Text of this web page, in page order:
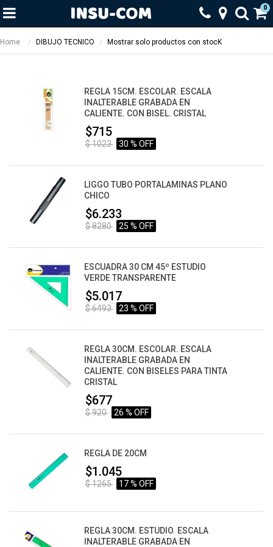
0
Home DIBUJO TECNICO Mostrar solo productos con stocK
REGLA 15CM. ESCOLAR. ESCALA
INALTERABLE GRABADA EN
CALIENTE. CON BISEL. CRISTAL
$715
$ 1023 30 % OFF
LIGGO TUBO PORTALAMINAS PLANO
CHICO
$6.233
$ 8280 25 % OFF
ESCUADRA 30 CM 45º ESTUDIO
VERDE TRANSPARENTE
$5.017
$ 6493 23 % OFF
REGLA 30CM. ESCOLAR. ESCALA
INALTERABLE GRABADA EN
CALIENTE. CON BISELES PARA TINTA
CRISTAL
$677
$ 920 26 % OFF
REGLA DE 20CM
$1.045
$ 1265 17 % OFF
REGLA 30CM. ESTUDIO. ESCALA
INALTERABLE GRABADA EN